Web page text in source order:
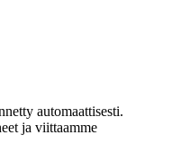
automaattisesti.
ja viittaamme